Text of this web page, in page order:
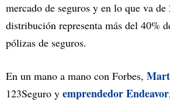
mercado de seguros y en lo que va de
distribución representa más del 40%
pólizas de seguros.
En un mano a mano con Forbes,
123Seguro y emprendedor Endeavor